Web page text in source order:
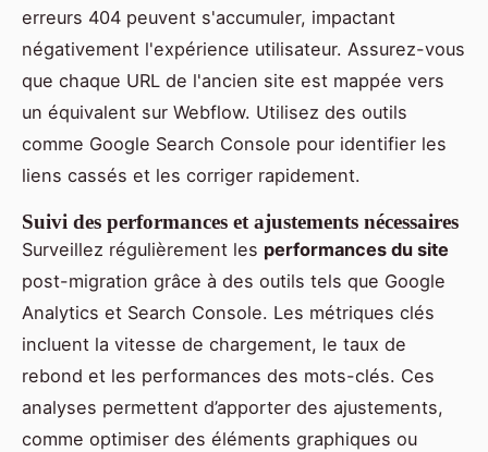
erreurs 404 peuvent s'accumuler, impactant
négativement l'expérience utilisateur. Assurez-vous
que chaque URL de l'ancien site est mappée vers
un équivalent sur Webflow. Utilisez des outils
comme Google Search Console pour identifier les
liens cassés et les corriger rapidement.
Suivi des performances et ajustements nécessaires
Surveillez régulièrement les performances du site
post-migration grâce à des outils tels que Google
Analytics et Search Console. Les métriques clés
incluent la vitesse de chargement, le taux de
rebond et les performances des mots-clés. Ces
analyses permettent d’apporter des ajustements,
comme optimiser des éléments graphiques ou